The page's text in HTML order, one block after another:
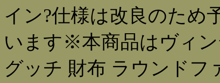
イン?仕様は改良のため
います※本商品はヴィ
グッチ 財布 ラウンドフ